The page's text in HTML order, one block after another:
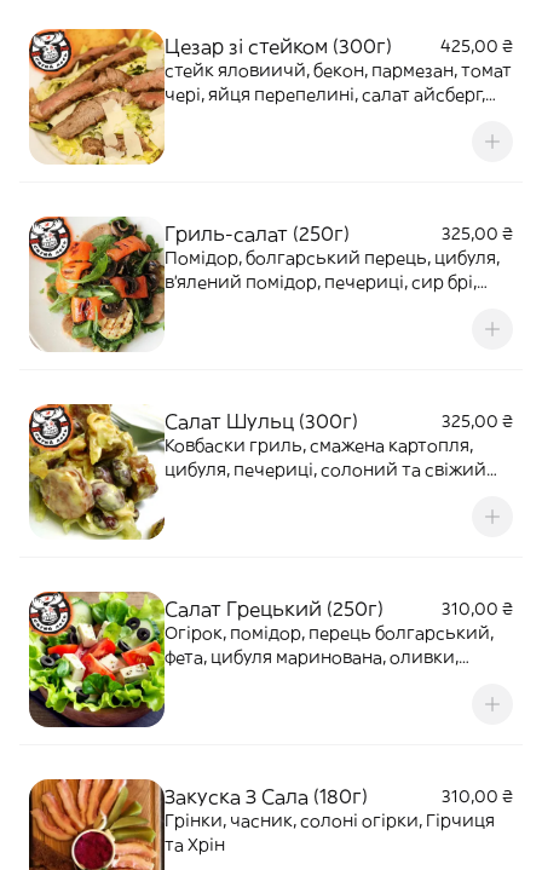
Цезар зі стейком (300г)
425,00 ₴
стейк яловиичй, бекон, пармезан, томат
чері, яйця перепелині, салат айсберг,
Гриль-салат (250г)
325,00 ₴
Помідор, болгарський перець, цибуля,
в'ялений помідор, печериці, сир брі,
Салат Шульц (300г)
325,00 ₴
Ковбаски гриль, смажена картопля,
цибуля, печериці, солоний та свіжий
Салат Грецький (250г)
310,00 ₴
Огірок, помідор, перець болгарський,
фета, цибуля маринована, оливки,
Закуска З Сала (180г)
310,00 ₴
Грінки, часник, солоні огірки, Гірчиця
та Хрін